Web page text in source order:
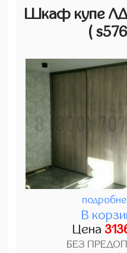
Шкаф купе
(
В
Цена
БЕЗ